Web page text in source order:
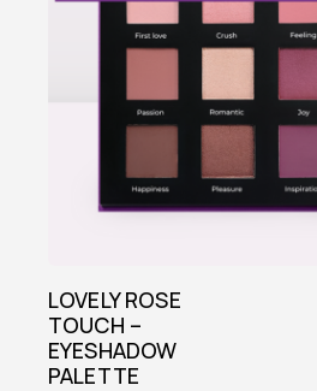
LOVELY ROSE
TOUCH –
EYESHADOW
PALETTE